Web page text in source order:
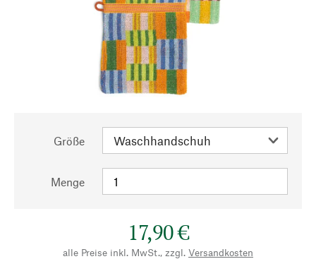
Größe
Menge
17,90 €
alle Preise inkl. MwSt., zzgl. Versandkosten